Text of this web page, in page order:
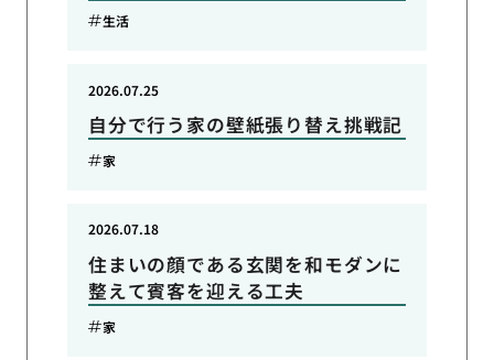
生活
自分で行う家の壁紙張り替え挑戦記
2026.07.25
家
住まいの顔である玄関を和モダンに
整えて賓客を迎える工夫
2026.07.18
家